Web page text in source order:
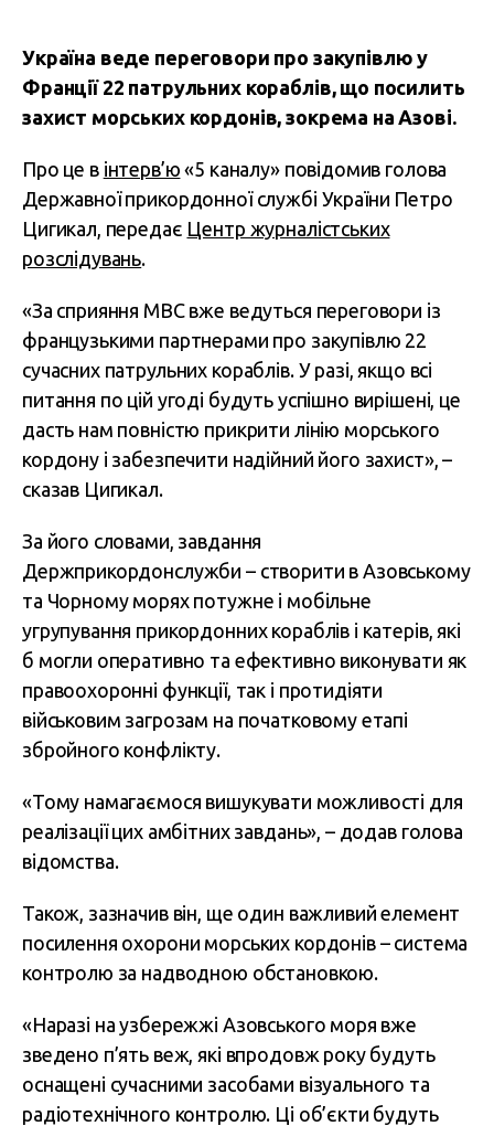
Україна веде переговори про закупівлю у
Франції 22 патрульних кораблів, що посилить
захист морських кордонів, зокрема на Азові.
Про це в інтерв’ю «5 каналу» повідомив голова
Державної прикордонної службі України Петро
Цигикал, передає Центр журналістських
розслідувань.
«За сприяння МВС вже ведуться переговори із
французькими партнерами про закупівлю 22
сучасних патрульних кораблів. У разі, якщо всі
питання по цій угоді будуть успішно вирішені, це
дасть нам повністю прикрити лінію морського
кордону і забезпечити надійний його захист», –
сказав Цигикал.
За його словами, завдання
Держприкордонслужби – створити в Азовському
та Чорному морях потужне і мобільне
угрупування прикордонних кораблів і катерів, які
б могли оперативно та ефективно виконувати як
правоохоронні функції, так і протидіяти
військовим загрозам на початковому етапі
збройного конфлікту.
«Тому намагаємося вишукувати можливості для
реалізації цих амбітних завдань», – додав голова
відомства.
Також, зазначив він, ще один важливий елемент
посилення охорони морських кордонів – система
контролю за надводною обстановкою.
«Наразі на узбережжі Азовського моря вже
зведено п’ять веж, які впродовж року будуть
оснащені сучасними засобами візуального та
радіотехнічного контролю. Ці об’єкти будуть